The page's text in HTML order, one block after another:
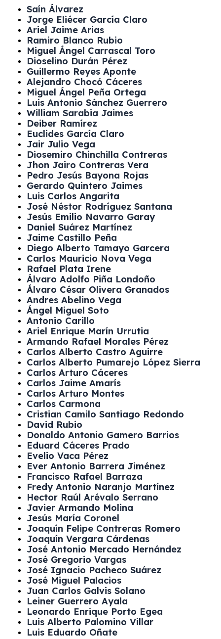
Saín Álvarez
Jorge Eliécer García Claro
Ariel Jaime Arias
Ramiro Blanco Rubio
Miguel Ángel Carrascal Toro
Dioselino Durán Pérez
Guillermo Reyes Aponte
Alejandro Chocó Cáceres
Miguel Ángel Peña Ortega
Luis Antonio Sánchez Guerrero
William Sarabia Jaimes
Deiber Ramírez
Euclides García Claro
Jair Julio Vega
Diosemiro Chinchilla Contreras
Jhon Jairo Contreras Vera
Pedro Jesús Bayona Rojas
Gerardo Quintero Jaimes
Luis Carlos Angarita
José Néstor Rodríguez Santana
Jesús Emilio Navarro Garay
Daniel Suárez Martínez
Jaime Castillo Peña
Diego Alberto Tamayo Garcera
Carlos Mauricio Nova Vega
Rafael Plata Irene
Álvaro Adolfo Piña Londoño
Álvaro César Olivera Granados
Andres Abelino Vega
Ángel Miguel Soto
Antonio Carillo
Ariel Enrique Marín Urrutia
Armando Rafael Morales Pérez
Carlos Alberto Castro Aguirre
Carlos Alberto Pumarejo López Sierra
Carlos Arturo Cáceres
Carlos Jaime Amarís
Carlos Arturo Montes
Carlos Carmona
Cristian Camilo Santiago Redondo
David Rubio
Donaldo Antonio Gamero Barrios
Eduard Cáceres Prado
Evelio Vaca Pérez
Ever Antonio Barrera Jiménez
Francisco Rafael Barraza
Fredy Antonio Naranjo Martínez
Hector Raúl Arévalo Serrano
Javier Armando Molina
Jesús María Coronel
Joaquín Felipe Contreras Romero
Joaquín Vergara Cárdenas
José Antonio Mercado Hernández
José Gregorio Vargas
José Ignacio Pacheco Suárez
José Miguel Palacios
Juan Carlos Galvis Solano
Leiner Guerrero Ayala
Leonardo Enrique Porto Egea
Luis Alberto Palomino Villar
Luis Eduardo Oñate